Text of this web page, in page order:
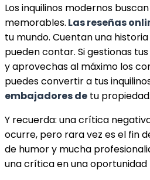
Los inquilinos modernos
memorables. Las reseñas
tu mundo. Cuentan una
pueden contar. Si gestionas
y aprovechas al máximo los
puedes convertir a tus
embajadores de tu propiedad.
Y recuerda: una crítica
ocurre, pero rara vez es el fin
de humor y mucha
una crítica en una oportunidad